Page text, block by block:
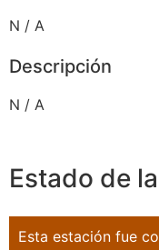
N / A
Descripción
N / A
Estado de
Esta estación fue